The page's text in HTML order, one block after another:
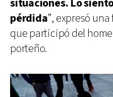
situaciones. Lo
pérdida”, expresó
que participó del
porteño.